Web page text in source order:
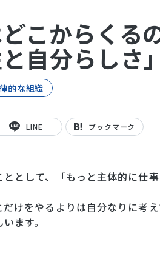
こからくる
と自分らしさ
的な組織
LINE ブックマーク
として、「もっと主体的に仕
けをやるよりは自分なりに考
ます。